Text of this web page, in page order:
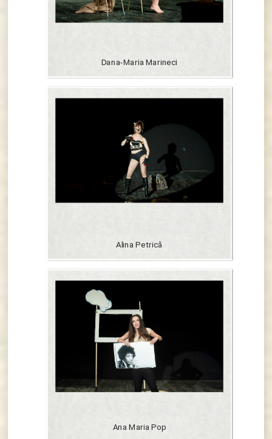
Dana-Maria Marineci
Alina Petrică
Ana Maria Pop